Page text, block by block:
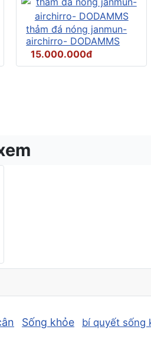
thảm đá nóng janmun-
airchirro- DODAMMS
15.000.000đ
Sống khỏe bí quyết sống